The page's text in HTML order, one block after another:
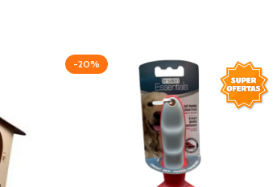
-20%